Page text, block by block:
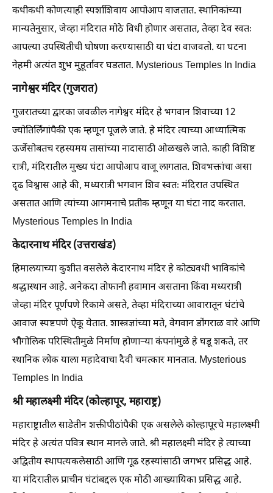
कधीकधी कोणत्याही स्पर्शाशिवाय आपोआप वाजतात. स्थानिकांच्या
मान्यतेनुसार, जेव्हा मंदिरात मोठे विधी होणार असतात, तेव्हा देव स्वतः
आपल्या उपस्थितीची घोषणा करण्यासाठी या घंटा वाजवतो. या घटना
नेहमी अत्यंत शुभ मुहूर्तावर घडतात. Mysterious Temples In India
नागेश्वर मंदिर (गुजरात)
गुजरातच्या द्वारका जवळील नागेश्वर मंदिर हे भगवान शिवाच्या 12
ज्योतिर्लिंगांपैकी एक म्हणून पूजले जाते. हे मंदिर त्याच्या आध्यात्मिक
ऊर्जेसोबतच रहस्यमय तासांच्या नादासाठी ओळखले जाते. काही विशिष्ट
रात्री, मंदिरातील मुख्य घंटा आपोआप वाजू लागतात. शिवभक्तांचा असा
दृढ विश्वास आहे की, मध्यरात्री भगवान शिव स्वतः मंदिरात उपस्थित
असतात आणि त्यांच्या आगमनाचे प्रतीक म्हणून या घंटा नाद करतात.
Mysterious Temples In India
केदारनाथ मंदिर (उत्तराखंड)
हिमालयाच्या कुशीत वसलेले केदारनाथ मंदिर हे कोट्यवधी भाविकांचे
श्रद्धास्थान आहे. अनेकदा तोफानी हवामान असताना किंवा मध्यरात्री
जेव्हा मंदिर पूर्णपणे रिकामे असते, तेव्हा मंदिराच्या आवारातून घंटांचे
आवाज स्पष्टपणे ऐकू येतात. शास्त्रज्ञांच्या मते, वेगवान डोंगराळ वारे आणि
भौगोलिक परिस्थितीमुळे निर्माण होणाऱ्या कंपनांमुळे हे घडू शकते, तर
स्थानिक लोक याला महादेवाचा दैवी चमत्कार मानतात. Mysterious
Temples In India
श्री महालक्ष्मी मंदिर (कोल्हापूर, महाराष्ट्र)
महाराष्ट्रातील साडेतीन शक्तीपीठांपैकी एक असलेले कोल्हापूरचे महालक्ष्मी
मंदिर हे अत्यंत पवित्र स्थान मानले जाते. श्री महालक्ष्मी मंदिर हे त्याच्या
अद्वितीय स्थापत्यकलेसाठी आणि गूढ रहस्यांसाठी जगभर प्रसिद्ध आहे.
या मंदिरातील प्राचीन घंटांबद्दल एक मोठी आख्यायिका प्रसिद्ध आहे.